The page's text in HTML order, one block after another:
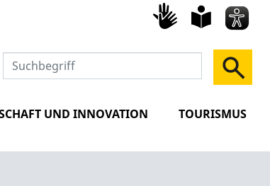
UND INNOVATION TOURISMUS